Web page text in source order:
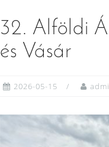
32. Alföldi
és Vásár
2026-05-15